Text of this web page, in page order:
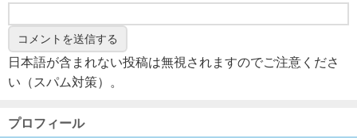
日本語が含まれない投稿は無視されますのでご注意くださ
い（スパム対策）。
プロフィール